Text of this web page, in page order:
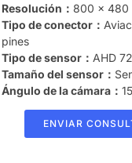
Resolución： 800 x 480
Tipo de conector：
pines
Tipo de sensor： AHD
Tamaño del sensor：
Ángulo de la cámara：
ENVIAR